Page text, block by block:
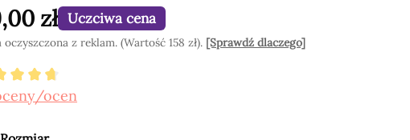
zł Uczciwa cena
oczyszczona z reklam. (Wartość 158 zł). [Sprawdź dlaczego]
ocena 4.84 z 5 gwiazdek
ocen
Wybierz